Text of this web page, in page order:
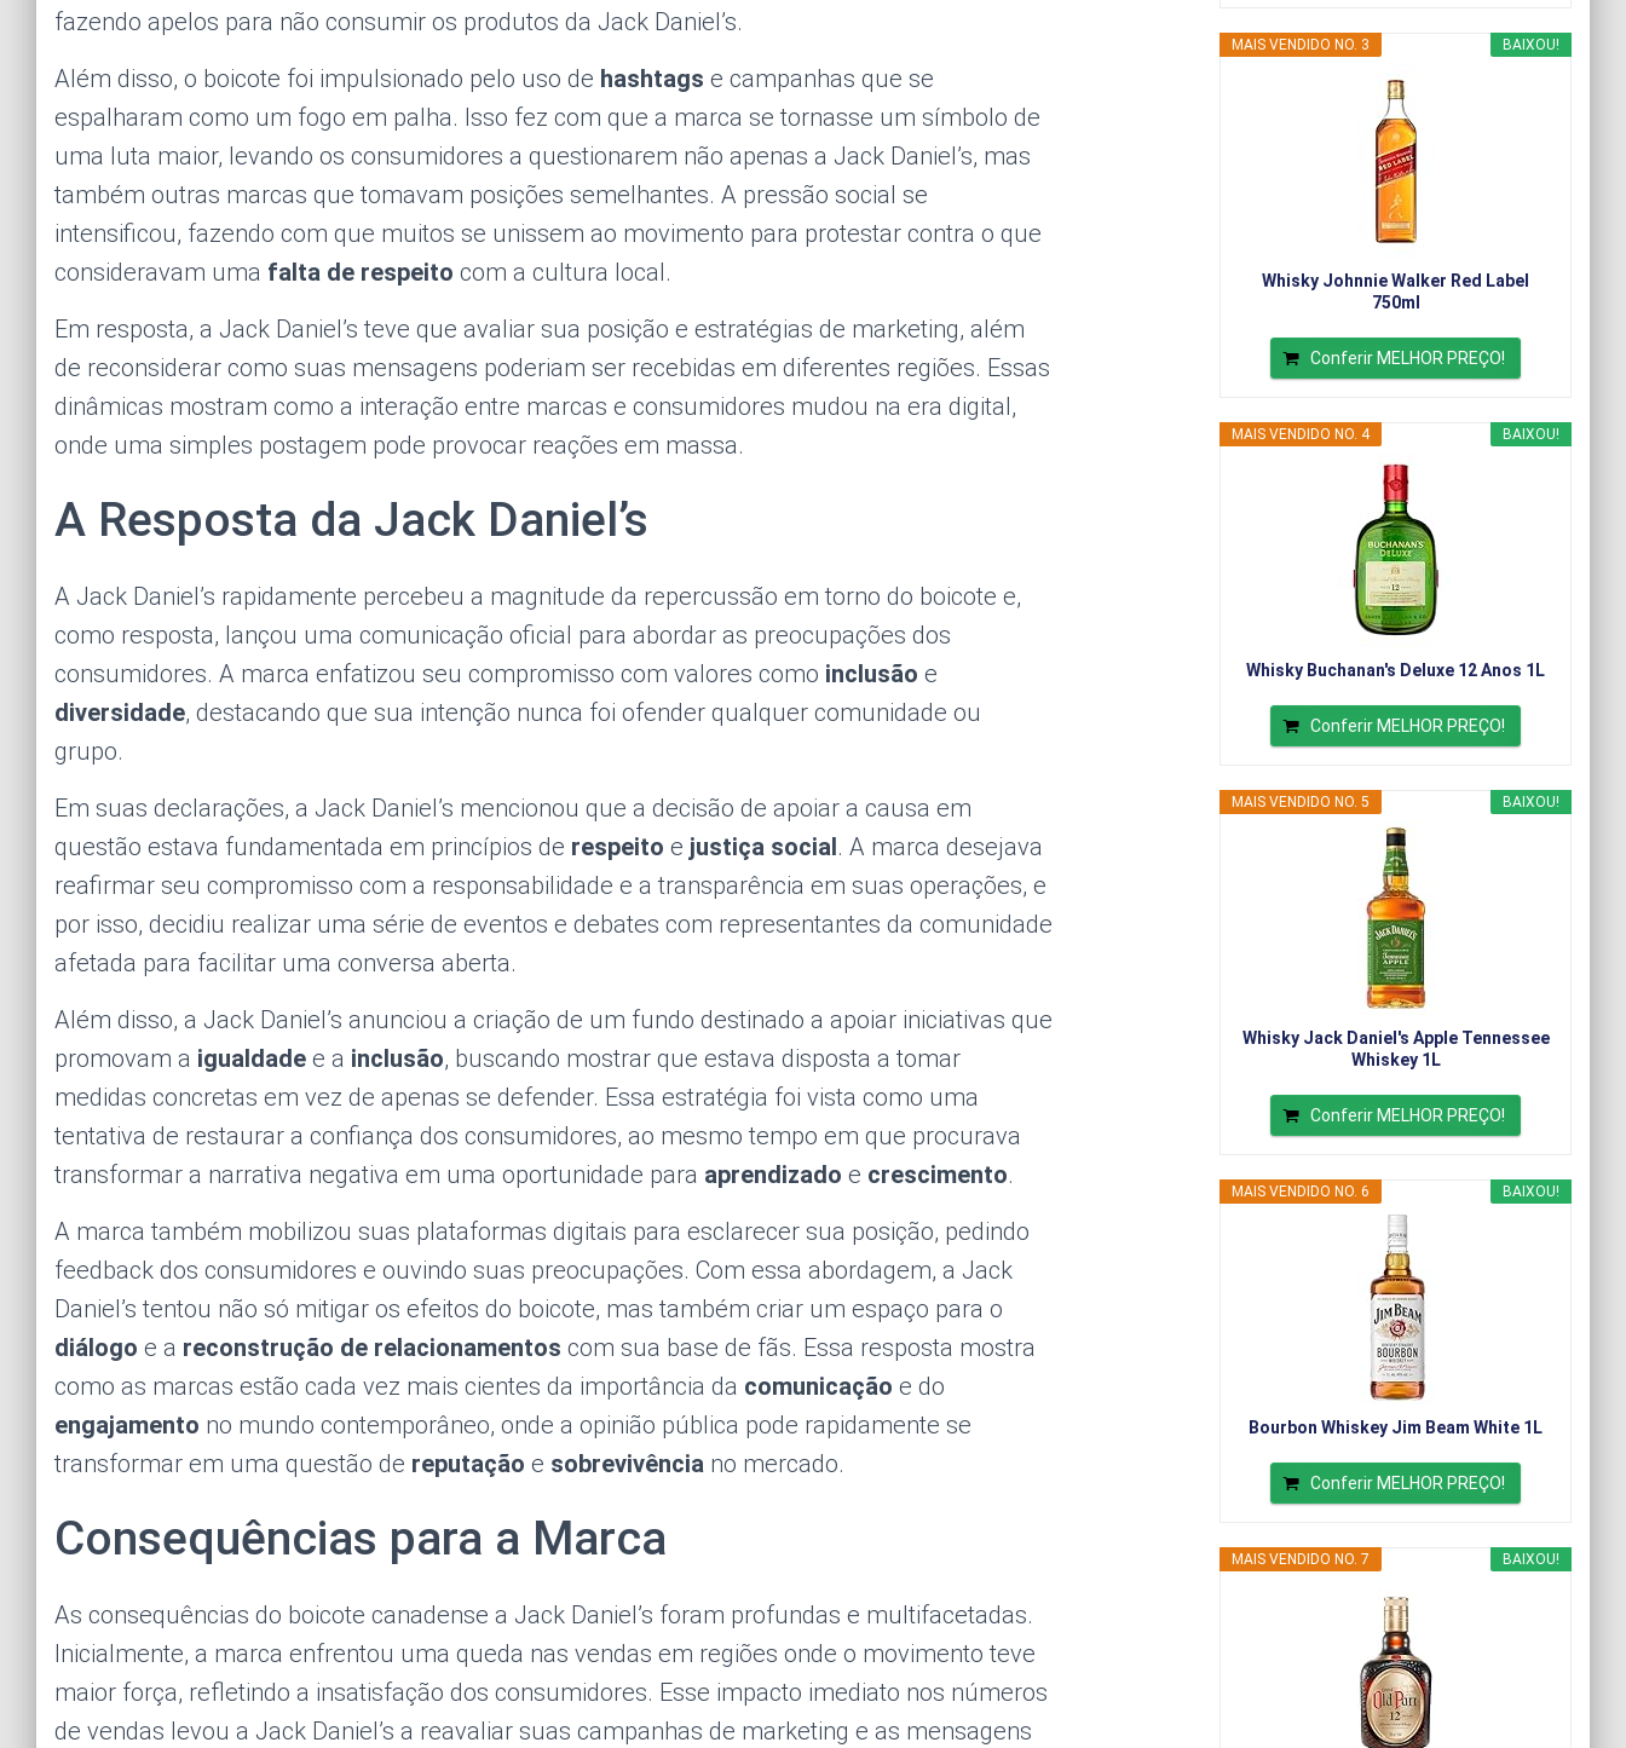
fazendo apelos para não consumir os produtos da Jack Daniel’s.
Além disso, o boicote foi impulsionado pelo uso de hashtags e campanhas que se
espalharam como um fogo em palha. Isso fez com que a marca se tornasse um símbolo de
uma luta maior, levando os consumidores a questionarem não apenas a Jack Daniel’s, mas
também outras marcas que tomavam posições semelhantes. A pressão social se
intensificou, fazendo com que muitos se unissem ao movimento para protestar contra o que
consideravam uma falta de respeito com a cultura local.
Em resposta, a Jack Daniel’s teve que avaliar sua posição e estratégias de marketing, além
de reconsiderar como suas mensagens poderiam ser recebidas em diferentes regiões. Essas
dinâmicas mostram como a interação entre marcas e consumidores mudou na era digital,
onde uma simples postagem pode provocar reações em massa.
A Resposta da Jack Daniel’s
A Jack Daniel’s rapidamente percebeu a magnitude da repercussão em torno do boicote e,
como resposta, lançou uma comunicação oficial para abordar as preocupações dos
consumidores. A marca enfatizou seu compromisso com valores como inclusão e
diversidade, destacando que sua intenção nunca foi ofender qualquer comunidade ou
grupo.
Em suas declarações, a Jack Daniel’s mencionou que a decisão de apoiar a causa em
questão estava fundamentada em princípios de respeito e justiça social. A marca desejava
reafirmar seu compromisso com a responsabilidade e a transparência em suas operações, e
por isso, decidiu realizar uma série de eventos e debates com representantes da comunidade
afetada para facilitar uma conversa aberta.
Além disso, a Jack Daniel’s anunciou a criação de um fundo destinado a apoiar iniciativas que
promovam a igualdade e a inclusão, buscando mostrar que estava disposta a tomar
medidas concretas em vez de apenas se defender. Essa estratégia foi vista como uma
tentativa de restaurar a confiança dos consumidores, ao mesmo tempo em que procurava
transformar a narrativa negativa em uma oportunidade para aprendizado e crescimento.
A marca também mobilizou suas plataformas digitais para esclarecer sua posição, pedindo
feedback dos consumidores e ouvindo suas preocupações. Com essa abordagem, a Jack
Daniel’s tentou não só mitigar os efeitos do boicote, mas também criar um espaço para o
diálogo e a reconstrução de relacionamentos com sua base de fãs. Essa resposta mostra
como as marcas estão cada vez mais cientes da importância da comunicação e do
engajamento no mundo contemporâneo, onde a opinião pública pode rapidamente se
transformar em uma questão de reputação e sobrevivência no mercado.
Consequências para a Marca
As consequências do boicote canadense a Jack Daniel’s foram profundas e multifacetadas.
Inicialmente, a marca enfrentou uma queda nas vendas em regiões onde o movimento teve
maior força, refletindo a insatisfação dos consumidores. Esse impacto imediato nos números
de vendas levou a Jack Daniel’s a reavaliar suas campanhas de marketing e as mensagens
BAIXOU!
MAIS VENDIDO NO. 3
Whisky Johnnie Walker Red Label
750ml
Conferir MELHOR PREÇO!
BAIXOU!
MAIS VENDIDO NO. 4
Whisky Buchanan's Deluxe 12 Anos 1L
Conferir MELHOR PREÇO!
BAIXOU!
MAIS VENDIDO NO. 5
Whisky Jack Daniel's Apple Tennessee
Whiskey 1L
Conferir MELHOR PREÇO!
BAIXOU!
MAIS VENDIDO NO. 6
Bourbon Whiskey Jim Beam White 1L
Conferir MELHOR PREÇO!
BAIXOU!
MAIS VENDIDO NO. 7